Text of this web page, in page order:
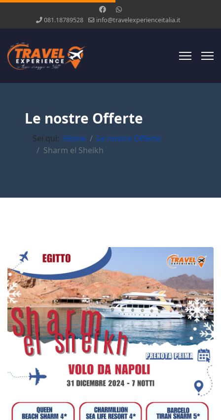
081.18789528 info@travelexperienceitalia.it
Le nostre Offerte
Sei qui: Home
Le nostre Offerte
Sharm el Sheikh